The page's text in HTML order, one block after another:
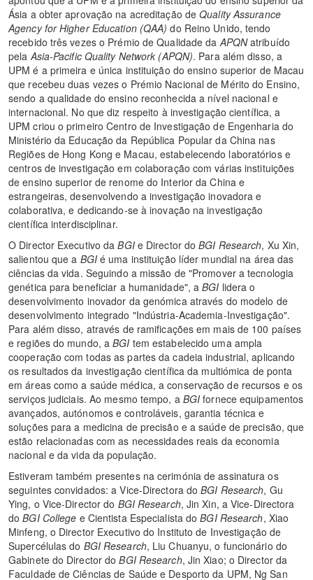
Ásia a obter aprovação na acreditação deQuality Assurance
Agency for Higher Education (QAA) do Reino Unido, tendo
recebido três vezes o Prémio de Qualidade da APQNatribuído
pela Asia-Pacific Quality Network (APQN). Para além disso, a
UPM é a primeira e única instituição do ensino superior de Macau
que recebeu duas vezes o Prémio Nacional de Mérito do Ensino,
sendo a qualidade do ensino reconhecida a nível nacional e
internacional. No que diz respeito à investigação científica, a
UPM criou o primeiro Centro de Investigação de Engenharia do
Ministério da Educação da República Popular da China nas
Regiões de Hong Kong e Macau, estabelecendo laboratórios e
centros de investigação em colaboração com várias instituições
de ensino superior de renome do Interior da China e
estrangeiras, desenvolvendo a investigação inovadora e
colaborativa, e dedicando-se à inovação na investigação
científica interdisciplinar.
O Director Executivo daBGIe Director doBGI Research, Xu Xin,
salientou que a BGIé uma instituição líder mundial na área das
ciências da vida. Seguindo a missão de "Promover a tecnologia
genética para beneficiar a humanidade", aBGI lidera o
desenvolvimento inovador da genómica através do modelo de
desenvolvimento integrado "Indústria-Academia-Investigação".
Para além disso, através de ramificações em mais de 100 países
e regiões do mundo, aBGI tem estabelecido uma ampla
cooperação com todas as partes da cadeia industrial, aplicando
os resultados da investigação científica da multiómica de ponta
em áreas como a saúde médica, a conservação de recursos e os
serviços judiciais. Ao mesmo tempo, a BGIfornece equipamentos
avançados, autónomos e controláveis, garantia técnica e
soluções para a medicina de precisão e a saúde de precisão, que
estão relacionadas com as necessidades reais da economia
nacional e da vida da população.
Estiveram também presentes na cerimónia de assinatura os
seguintes convidados: a Vice-Directora doBGI Research, Gu
Ying, o Vice-Director do BGI Research, Jin Xin, a Vice-Directora
doBGI College e Cientista Especialista doBGI Research, Xiao
Minfeng, o Director Executivo do Instituto de Investigação de
Supercélulas do BGI Research, Liu Chuanyu, o funcionário do
Gabinete do Director doBGI Research, Jin Xiao; o Director da
Faculdade de Ciências de Saúde e Desporto da UPM, Ng San